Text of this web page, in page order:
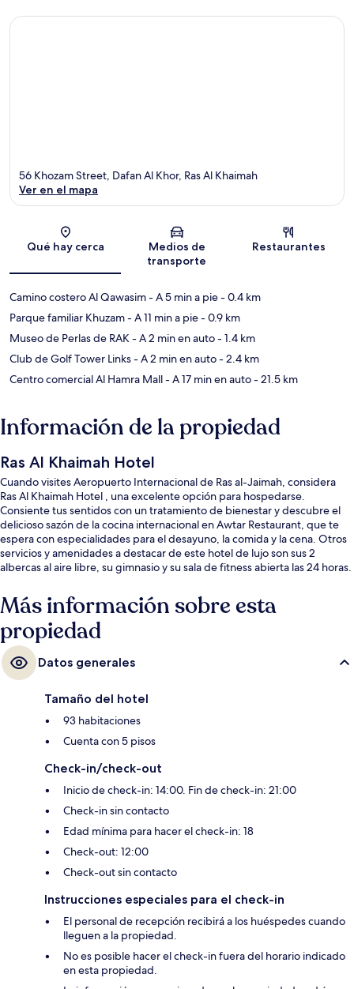
Sección del mapa
56 Khozam Street, Dafan Al Khor, Ras Al Khaimah
Ver en el mapa
Qué hay cerca
Medios de
transporte
Restaurantes
Camino costero Al Qawasim- A 5 min a pie- 0.4 km
Parque familiar Khuzam- A 11 min a pie- 0.9 km
Museo de Perlas de RAK- A 2 min en auto- 1.4 km
Club de Golf Tower Links- A 2 min en auto- 2.4 km
Centro comercial Al Hamra Mall- A 17 min en auto- 21.5 km
Información de la propiedad
Ras Al Khaimah Hotel
Cuando visites Aeropuerto Internacional de Ras al-Jaimah, considera
Ras Al Khaimah Hotel , una excelente opción para hospedarse.
Consiente tus sentidos con un tratamiento de bienestar y descubre el
delicioso sazón de la cocina internacional en Awtar Restaurant, que te
espera con especialidades para el desayuno, la comida y la cena. Otros
servicios y amenidades a destacar de este hotel de lujo son sus 2
albercas al aire libre, su gimnasio y su sala de fitness abierta las 24 horas.
Más información sobre esta
propiedad
Datos generales
Tamaño del hotel
93 habitaciones
Cuenta con 5 pisos
Check-in/check-out
Inicio de check-in: 14:00. Fin de check-in: 21:00
Check-in sin contacto
Edad mínima para hacer el check-in: 18
Check-out: 12:00
Check-out sin contacto
Instrucciones especiales para el check-in
El personal de recepción recibirá a los huéspedes cuando
lleguen a la propiedad.
No es posible hacer el check-in fuera del horario indicado
en esta propiedad.